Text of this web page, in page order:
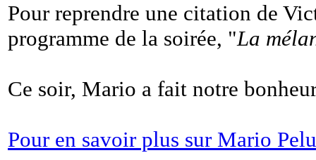
Pour reprendre une citation de
programme de la soirée, "La
Ce soir, Mario a fait notre
Pour en savoir plus sur Mario